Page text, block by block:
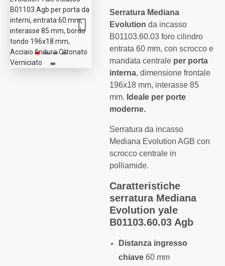
Serratura Mediana
Evolution da incasso
B01103.60.03 foro cilindro
entrata 60 mm, con scrocco e
mandata centrale per porta
interna, dimensione frontale
196x18 mm, interasse 85
mm. Ideale per porte
moderne.
Serratura da incasso
Mediana Evolution AGB con
scrocco centrale in
polliamide.
Caratteristiche
serratura Mediana
Evolution yale
B01103.60.03 Agb
Distanza ingresso
chiave 60 mm